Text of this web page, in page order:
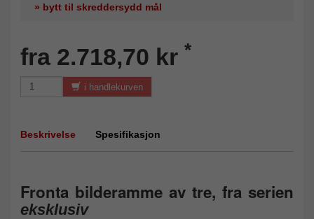
» bytt til skreddersydd mål
fra 2.718,70 kr *
i handlekurven
Beskrivelse Spesifikasjon
Fronta bilderamme av tre, fra serien
eksklusiv